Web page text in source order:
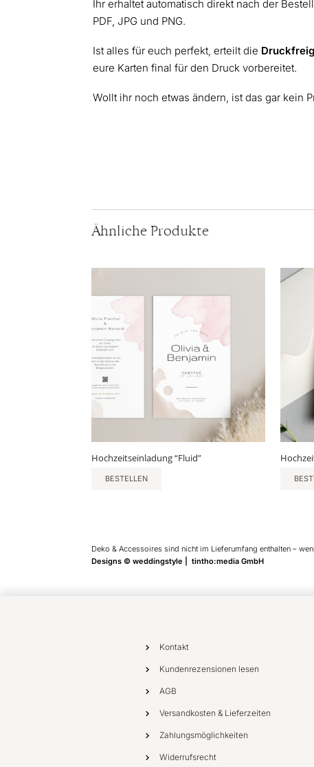
Ihr erhaltet automatisch direkt nach der
PDF, JPG und PNG.
Ist alles für euch perfekt, erteilt die
eure Karten final für den Druck vorbereitet.
Wollt ihr noch etwas ändern, ist das gar kein
Ähnliche Produkte
Hochzeitseinladung “Fluid”
BESTELLEN
Deko & Accessoires sind nicht im Lieferumfang enthalten –
Designs © weddingstyle | tintho:media GmbH
Kontakt
Kundenrezensionen lesen
AGB
Versandkosten & Lieferzeiten
Zahlungsmöglichkeiten
Widerrufsrecht